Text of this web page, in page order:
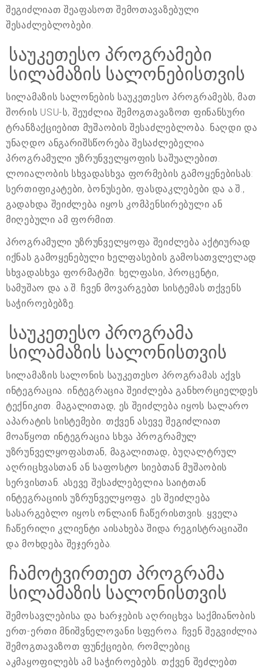
შეგიძლიათ შეაფასოთ შემოთავაზებული
შესაძლებლობები.
საუკეთესო პროგრამები
სილამაზის სალონებისთვის
სილამაზის სალონების საუკეთესო პროგრამებს, მათ
შორის USU-ს, შეუძლია შემოგთავაზოთ ფინანსური
ტრანზაქციებით მუშაობის შესაძლებლობა. ნაღდი და
უნაღდო ანგარიშსწორება შესაძლებელია
პროგრამული უზრუნველყოფის საშუალებით.
ლოიალობის სხვადასხვა ფორმების გამოყენებისას:
სერთიფიკატები, ბონუსები, ფასდაკლებები და ა.შ.,
გადახდა შეიძლება იყოს კომპენსირებული ან
მიღებული ამ ფორმით.
პროგრამული უზრუნველყოფა შეიძლება აქტიურად
იქნას გამოყენებული ხელფასების გამოსათვლელად
სხვადასხვა ფორმატში: ხელფასი, პროცენტი,
სამუშაო და ა.შ. ჩვენ მოვარგებთ სისტემას თქვენს
საჭიროებებზე.
საუკეთესო პროგრამა
სილამაზის სალონისთვის
სილამაზის სალონის საუკეთესო პროგრამას აქვს
ინტეგრაცია. ინტეგრაცია შეიძლება განხორციელდეს
ტექნიკით. მაგალითად, ეს შეიძლება იყოს სალარო
აპარატის სისტემები. თქვენ ასევე შეგიძლიათ
მოაწყოთ ინტეგრაცია სხვა პროგრამულ
უზრუნველყოფასთან, მაგალითად, ბუღალტრულ
აღრიცხვასთან ან საფოსტო სიებთან მუშაობის
სერვისთან. ასევე შესაძლებელია საიტთან
ინტეგრაციის უზრუნველყოფა. ეს შეიძლება
სასარგებლო იყოს ონლაინ ჩაწერისთვის. ყველა
ჩაწერილი კლიენტი აისახება შიდა რეგისტრაციაში
და მოხდება შეჯერება.
ჩამოტვირთეთ პროგრამა
სილამაზის სალონისთვის
შემოსავლებისა და ხარჯების აღრიცხვა საქმიანობის
ერთ-ერთი მნიშვნელოვანი სფეროა. ჩვენ შეგვიძლია
შემოგთავაზოთ ფუნქციები, რომლებიც
აკმაყოფილებს ამ საჭიროებებს. თქვენ შეძლებთ